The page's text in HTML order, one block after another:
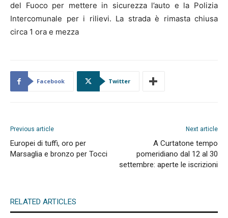
del Fuoco per mettere in sicurezza l’auto e la Polizia
Intercomunale per i rilievi. La strada è rimasta chiusa
circa 1 ora e mezza
Facebook Twitter
Previous article
Europei di tuffi, oro per
Marsaglia e bronzo per Tocci
Next article
A Curtatone tempo
pomeridiano dal 12 al 30
settembre: aperte le iscrizioni
RELATED ARTICLES